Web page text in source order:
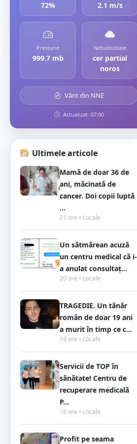
72% 2.1 m/s
Presiune
999.7 mb
Nebulozitate
cer partial
noros
Vânt din NNE
Actualizat: 07:00
Ultimele articole
Mamă de doar 36 de
ani, măcinată de
cancer. Doi copii luptă
...
21 ore • Locale
Un sătmărean acuză
un centru medical că i-
a anulat consultaț...
20 ore • Locale
TRAGEDIE. Un tânăr
român de doar 19 ani
a murit în timp ce c...
19 ore • Locale
Servicii de TOP în
sănătate! Centru de
recuperare medicală
P...
16 ore • Locale
Profit pe seama